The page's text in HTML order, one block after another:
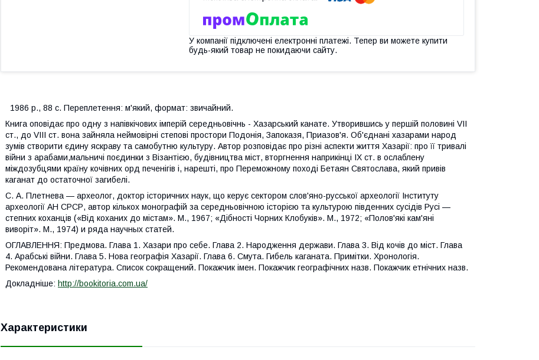
У компанії підключені електронні платежі. Тепер ви можете купити
будь-який товар не покидаючи сайту.
1986 р., 88 с. Переплетення: м'який, формат: звичайний.
Книга оповідає про одну з напівкічових імперій середньовічнь - Хазарський канате. Утворившись у першій половині VII
ст., до VIII ст. вона зайняла неймовірні степові простори Подонія, Запоказя, Приазов'я. Об'єднані хазарами народ
зумів створити єдину яскраву та самобутню культуру. Автор розповідає про різні аспекти життя Хазарії: про її тривалі
війни з арабами,мальничі поєдинки з Візантією, будівництва міст, вторгнення наприкінці IX ст. в ослаблену
міждозубцями країну кочівних орд печенігів і, нарешті, про Переможному поході Бетаян Святослава, який привів
каганат до остаточної загибелі.
С. А. Плетнева — археолог, доктор історичних наук, що керує сектором слов'яно-русської археології Інституту
археології АН СРСР, автор кількох монографій за середньовічною історією та культурою південних сусідів Русі —
степних коханців («Від коханих до містам». М., 1967; «Дібності Чорних Клобуків». М., 1972; «Полов'які кам'яні
виворіт». М., 1974) и ряда научных статей.
ОГЛАВЛЕННЯ: Предмова. Глава 1. Хазари про себе. Глава 2. Народження держави. Глава 3. Від кочів до міст. Глава
4. Арабські війни. Глава 5. Нова географія Хазарії. Глава 6. Смута. Гибель каганата. Примітки. Хронологія.
Рекомендована література. Список сокращений. Покажчик імен. Покажчик географічних назв. Покажчик етнічних назв.
Докладніше: http://bookitoria.com.ua/
Характеристики